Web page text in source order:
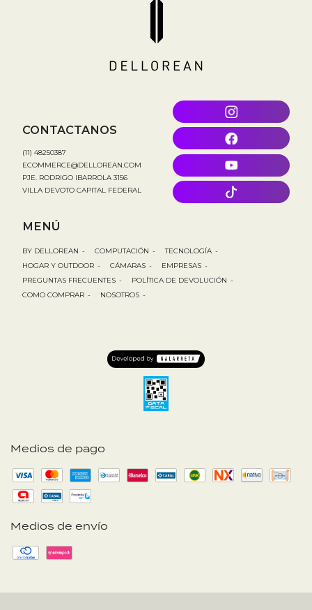
Medios de pago
Medios de envío
CONTACTANOS
(11) 48250387
ECOMMERCE@DELLOREAN.COM
PJE. RODRIGO IBARROLA 3156
VILLA DEVOTO CAPITAL FEDERAL
MENÚ
BY DELLOREAN - COMPUTACIÓN - TECNOLOGÍA -
HOGAR Y OUTDOOR - CÁMARAS - EMPRESAS -
PREGUNTAS FRECUENTES - POLÍTICA DE DEVOLUCIÓN -
COMO COMPRAR - NOSOTROS -